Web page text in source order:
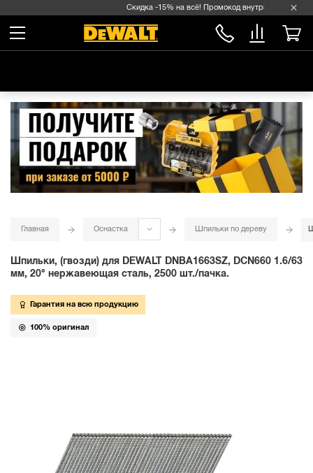
Скидка -15% на всё! Промокод внутри →
Главная Оснастка Шпильки по дереву
Шпильки, (гвозди) для DEWALT DNBA1663SZ, DCN660 1.6/63
мм, 20° нержавеющая сталь, 2500 шт./пачка.
Гарантия на всю продукцию
100% оригинал